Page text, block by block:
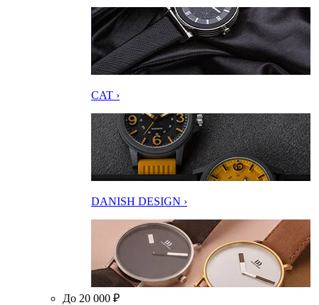
CAT ›
DANISH DESIGN ›
До 20 000 ₽